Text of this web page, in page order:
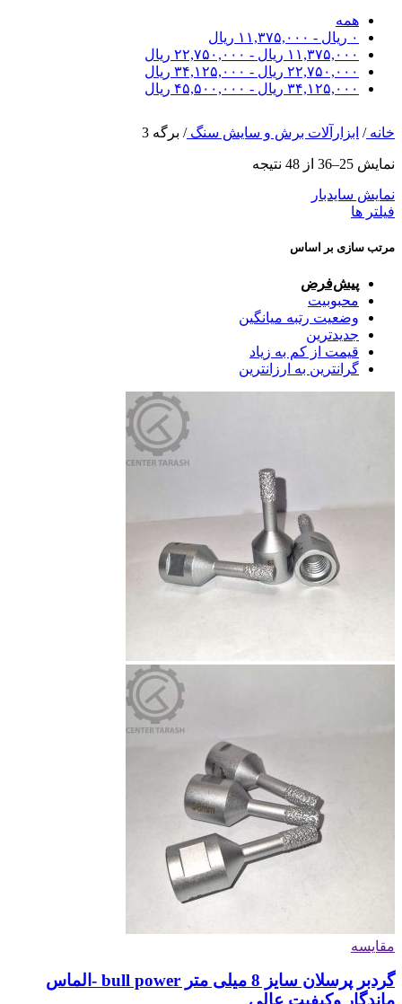
همه
۰ ریال - ۱۱,۳۷۵,۰۰۰ ریال
۱۱,۳۷۵,۰۰۰ ریال - ۲۲,۷۵۰,۰۰۰ ریال
۲۲,۷۵۰,۰۰۰ ریال - ۳۴,۱۲۵,۰۰۰ ریال
۳۴,۱۲۵,۰۰۰ ریال - ۴۵,۵۰۰,۰۰۰ ریال
خانه/ ابزارآلات برش و سایش سنگ/ برگه 3
نمایش 25–36 از 48 نتیجه
نمایش سایدبار
فیلتر ها
مرتب سازی بر اساس
پیش‌فرض
محبوبیت
وضعیت رتبه میانگین
جدیدترین
قیمت از کم به زیاد
گرانترین به ارزانترین
مقایسه
گردبر پرسلان سایز 8 میلی متر bull power -الماس